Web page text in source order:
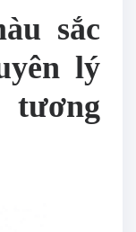
sắc
lý